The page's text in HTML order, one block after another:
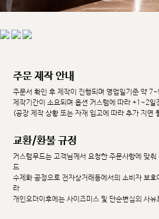
주문 제작 안내
주문서 확인 후 제작이 진행되며 영업일기준 약
제작기간이 소요되며 옵션 커스텀에 따라 +1~2일
(공장 제작 상황 또는 자재 입고에 따라 추가 지연
교환/환불 규정
커스텀무드는 고객님께서 요청한 주문사항에 맞
드
수제화 공정으로 전자상거래등에서의 소비자 보
라
개인오더이후에는 사이즈미스 및 단순변심의 사